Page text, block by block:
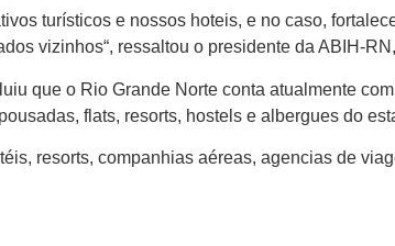
turísticos e nossos hoteis, e no caso,
vizinhos“, ressaltou o presidente da ABIH-
que o Rio Grande Norte conta atualmente
flats, resorts, hostels e albergues do
resorts, companhias aéreas, agencias de